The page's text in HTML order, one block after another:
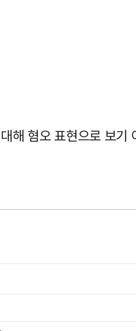
해 혐오 표현으로 보